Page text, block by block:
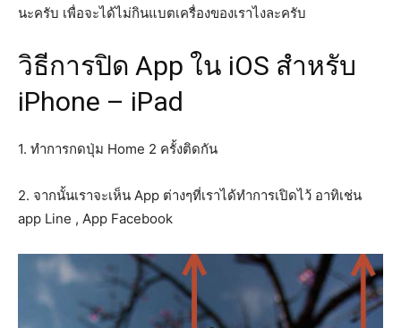
นะครับ เพื่อจะได้ไม่กินแบตเครื่องของเราไงละครับ
วิธีการปิด App ใน iOS สำหรับ
iPhone – iPad
1. ทำการกดปุ่ม Home 2 ครั้งติดกัน
2. จากนั้นเราจะเห็น App ต่างๆที่เราได้ทำการเปิดไว้ อาทิเช่น
app Line , App Facebook